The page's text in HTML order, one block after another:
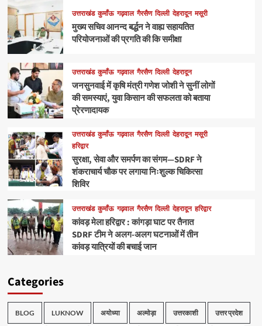
उत्तराखंड कुमाँऊ गढ़वाल गैरसैण दिल्ली देहरादून मसूरी
मुख्य सचिव आनन्द बर्द्धन ने वाह्य सहायतित
परियोजनाओं की प्रगति की कि समीक्षा
उत्तराखंड कुमाँऊ गढ़वाल गैरसैण दिल्ली देहरादून
जनसुनवाई में कृषि मंत्री गणेश जोशी ने सुनीं लोगों
की समस्याएं, युवा किसान की सफलता को बताया
प्रेरणादायक
उत्तराखंड कुमाँऊ गढ़वाल गैरसैण दिल्ली देहरादून मसूरी
हरिद्वार
सुरक्षा, सेवा और समर्पण का संगम—SDRF ने
शंकराचार्य चौक पर लगाया निःशुल्क चिकित्सा
शिविर
उत्तराखंड कुमाँऊ गढ़वाल गैरसैण दिल्ली देहरादून हरिद्वार
कांवड़ मेला हरिद्वार : कांगड़ा घाट पर तैनात
SDRF टीम ने अलग-अलग घटनाओं में तीन
कांवड़ यात्रियों की बचाई जान
Categories
BLOG LUKNOW अयोध्या अल्मोड़ा उत्तरकाशी उत्तर प्रदेश